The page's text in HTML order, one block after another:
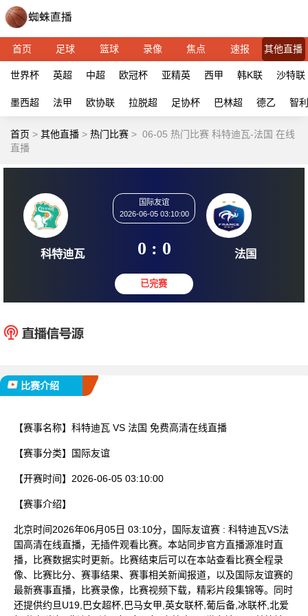
首页 足球 篮球 录像 焦点 速报 其他直播
世界杯 英超 中超 欧冠杯 亚精英 西甲 韩K联 沙特联
墨西超 法甲 欧协联 拉脱超 足协杯 巴林超 德乙 智
首页 > 其他直播 > 热门比赛 > 06-05 热门比赛 科特迪瓦-法国 在线
直播
国际友谊
0 : 0
比赛介绍
【赛事名称】 科特迪瓦 VS 法国 免费高清在线直播
【赛事分类】 国际友谊
【开赛时间】 2026-06-05 03:10:00
【赛事介绍】
北京时间2026年06月05日 03:10分，国际友谊赛 : 科特迪瓦VS法
国高清在线直播，无插件观看比赛。本站同步官方直播源准时直
播，比赛数据实时更新。比赛结束后可以在本站查看比赛全程录
像、比赛比分、赛事结果、赛事相关新闻报道，以及国际友谊赛的
最新赛事直播，比赛录像，比赛视频下载，精彩片段集锦等。同时
还提供约旦U19,巴女超杯,巴马女甲,英女联杯,葡后备,冰联杯,北爱